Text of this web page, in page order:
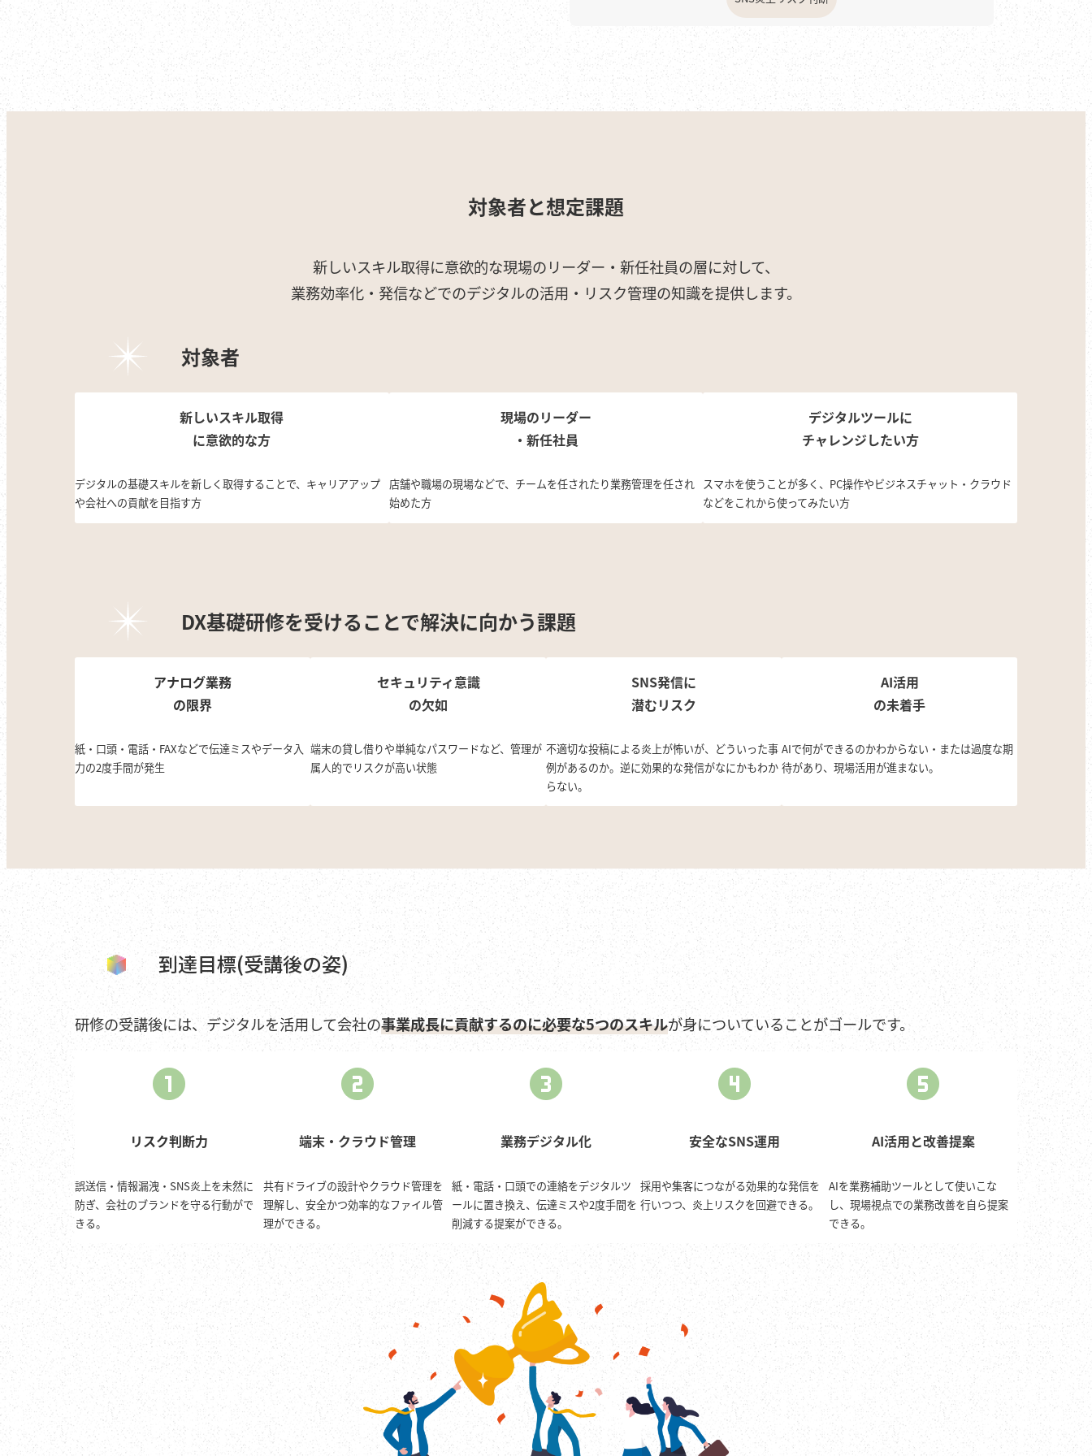
対象者と想定課題
新しいスキル取得に意欲的な現場のリーダー・新任社員の層に対して、
業務効率化・発信などでのデジタルの活用・リスク管理の知識を提供します。
対象者
新しいスキル取得
に意欲的な方
デジタルの基礎スキルを新しく取得することで、キャリアアップ
や会社への貢献を目指す方
現場のリーダー
・新任社員
店舗や職場の現場などで、チームを任されたり業務管理を任され
始めた方
デジタルツールに
チャレンジしたい方
スマホを使うことが多く、PC操作やビジネスチャット・クラウド
などをこれから使ってみたい方
DX基礎研修を受けることで解決に向かう課題
アナログ業務
の限界
紙・口頭・電話・FAXなどで伝達ミスやデータ入
力の2度手間が発生
セキュリティ意識
の欠如
端末の貸し借りや単純なパスワードなど、管理が
属人的でリスクが高い状態
SNS発信に
潜むリスク
不適切な投稿による炎上が怖いが、どういった事
例があるのか。逆に効果的な発信がなにかもわか
らない。
AI活用
の未着手
AIで何ができるのかわからない・または過度な期
待があり、現場活用が進まない。
到達目標(受講後の姿)
研修の受講後には、デジタルを活用して会社の事業成長に貢献するのに必要な5つのスキルが身についていることがゴールです。
リスク判断力
誤送信・情報漏洩・SNS炎上を未然に
防ぎ、会社のブランドを守る行動がで
きる。
端末・クラウド管理
共有ドライブの設計やクラウド管理を
理解し、安全かつ効率的なファイル管
理ができる。
業務デジタル化
紙・電話・口頭での連絡をデジタルツ
ールに置き換え、伝達ミスや2度手間を
削減する提案ができる。
安全なSNS運用
採用や集客につながる効果的な発信を
行いつつ、炎上リスクを回避できる。
AI活用と改善提案
AIを業務補助ツールとして使いこな
し、現場視点での業務改善を自ら提案
できる。